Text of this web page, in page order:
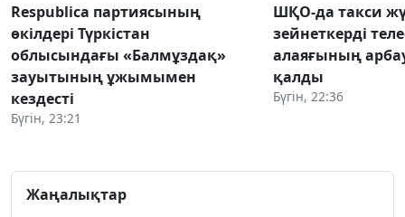
Respublica партиясының
өкілдері Түркістан
облысындағы «Балмұздақ»
зауытының ұжымымен
кездесті
Бүгін, 23:21
ШҚО-да такси
зейнеткерді
алаяғының
қалды
Бүгін, 22:36
Жаңалықтар